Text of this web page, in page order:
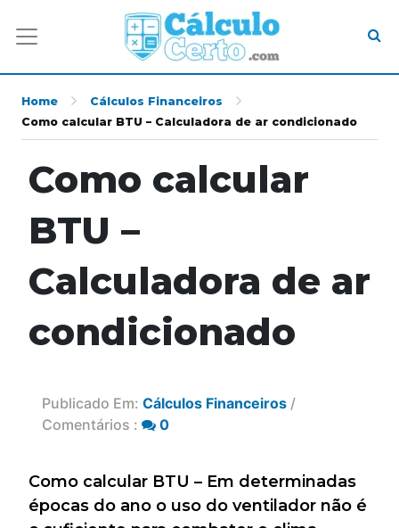
Home
Cálculos Financeiros
Como calcular BTU – Calculadora de ar condicionado
Como calcular
BTU –
Calculadora de ar
condicionado
Publicado Em: Cálculos Financeiros /
Comentários :
0
Como calcular BTU – Em determinadas
épocas do ano o uso do ventilador não é